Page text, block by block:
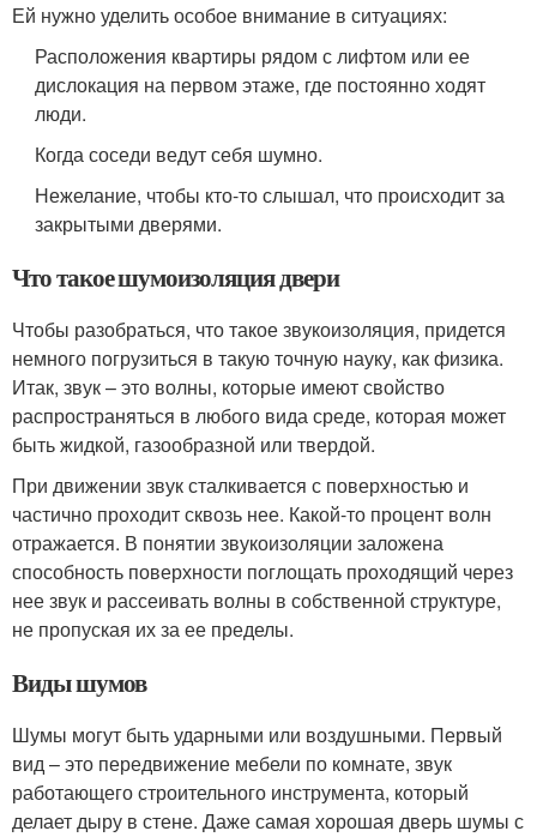
Ей нужно уделить особое внимание в ситуациях:
Расположения квартиры рядом с лифтом или ее
дислокация на первом этаже, где постоянно ходят
люди.
Когда соседи ведут себя шумно.
Нежелание, чтобы кто-то слышал, что происходит за
закрытыми дверями.
Что такое шумоизоляция двери
Чтобы разобраться, что такое звукоизоляция, придется
немного погрузиться в такую точную науку, как физика.
Итак, звук – это волны, которые имеют свойство
распространяться в любого вида среде, которая может
быть жидкой, газообразной или твердой.
При движении звук сталкивается с поверхностью и
частично проходит сквозь нее. Какой-то процент волн
отражается. В понятии звукоизоляции заложена
способность поверхности поглощать проходящий через
нее звук и рассеивать волны в собственной структуре,
не пропуская их за ее пределы.
Виды шумов
Шумы могут быть ударными или воздушными. Первый
вид – это передвижение мебели по комнате, звук
работающего строительного инструмента, который
делает дыру в стене. Даже самая хорошая дверь шумы с